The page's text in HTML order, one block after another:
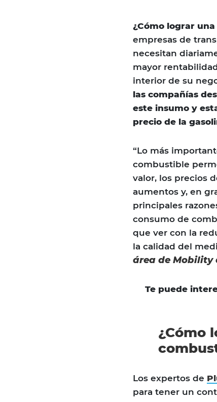
¿Cómo lograr
empresas de
necesitan
mayor
interior de su
las compañías
este insumo y
precio de la
“Lo más
combustible
valor, los precios
aumentos y, en
principales
consumo de
que ver con la
la calidad del
área de Mobility
Te puede
¿Cómo
Los expertos de
para tener un